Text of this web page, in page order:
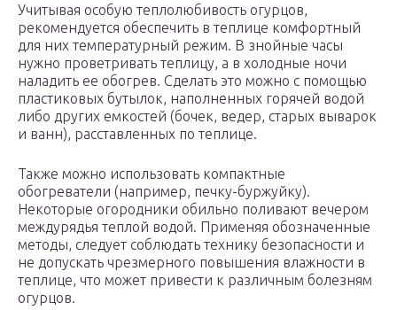
Учитывая особую теплолюбивость огурцов,
рекомендуется обеспечить в теплице комфортный
для них температурный режим. В знойные часы
нужно проветривать теплицу, а в холодные ночи
наладить ее обогрев. Сделать это можно с помощью
пластиковых бутылок, наполненных горячей водой
либо других емкостей (бочек, ведер, старых выварок
и ванн), расставленных по теплице.
Также можно использовать компактные
обогреватели (например, печку-буржуйку).
Некоторые огородники обильно поливают вечером
междурядья теплой водой. Применяя обозначенные
методы, следует соблюдать технику безопасности и
не допускать чрезмерного повышения влажности в
теплице, что может привести к различным болезням
огурцов.